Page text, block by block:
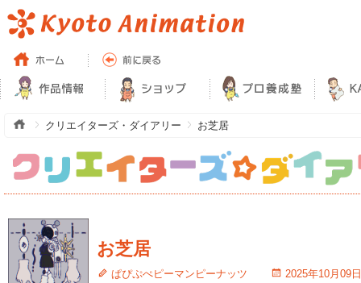
クリエイターズ・ダイアリー お芝居
お芝居
ぱぴぷぺピーマンピーナッツ 2025年10月09日